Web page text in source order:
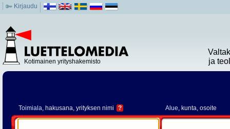
Kirjaudu
Kotimainen yrityshakemisto
ja
Toimiala, hakusana, yrityksen nimi ? Alue, kunta, osoite